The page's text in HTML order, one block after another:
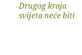
Drugog kraja
svijeta neće biti